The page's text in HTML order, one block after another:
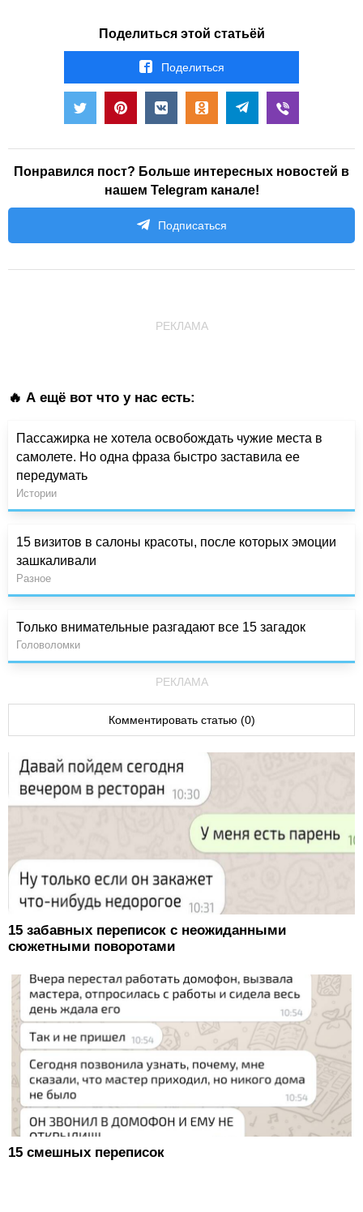
Поделиться этой статьёй
Поделиться
Понравился пост? Больше интересных новостей в
нашем Telegram канале!
Подписаться
РЕКЛАМА
🔥 А ещё вот что у нас есть:
Пассажирка не хотела освобождать чужие места в
самолете. Но одна фраза быстро заставила ее
передумать
Истории
15 визитов в салоны красоты, после которых эмоции
зашкаливали
Разное
Только внимательные разгадают все 15 загадок
Головоломки
РЕКЛАМА
Комментировать статью (0)
15 забавных переписок с неожиданными
сюжетными поворотами
15 смешных переписок